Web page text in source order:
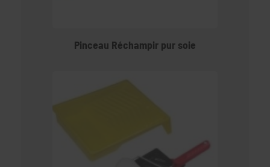
Pinceau Réchampir pur soie